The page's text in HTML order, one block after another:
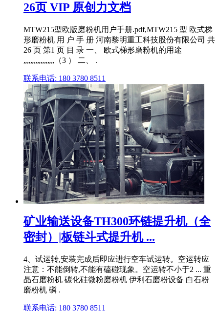
26页 VIP 原创力文档
MTW215型欧版磨粉机用户手册.pdf,MTW215 型 欧式梯
形磨粉机 用 户 手 册 河南黎明重工科技股份有限公司 共
26 页 第1 页 目 录 一、 欧式梯形磨粉机的用途
„„„„„„„„„（3 ） 二、 .
联系电话: 180 3780 8511
矿业输送设备TH300环链提升机（全
密封）|板链斗式提升机 ...
4、试运转,安装完成后即应进行空车试运转。空运转应
注意：不能倒转,不能有磕碰现象。空运转不小于2 ... 重
晶石磨粉机 碳化硅微粉磨粉机 伊利石磨粉设备 白石粉
磨粉机 磷 .
联系电话: 180 3780 8511